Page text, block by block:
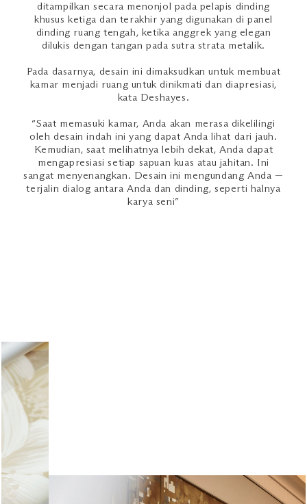
ditampilkan secara menonjol pada pelapis dinding
khusus ketiga dan terakhir yang digunakan di panel
dinding ruang tengah, ketika anggrek yang elegan
dilukis dengan tangan pada sutra strata metalik.
Pada dasarnya, desain ini dimaksudkan untuk membuat
kamar menjadi ruang untuk dinikmati dan diapresiasi,
kata Deshayes.
“Saat memasuki kamar, Anda akan merasa dikelilingi
oleh desain indah ini yang dapat Anda lihat dari jauh.
Kemudian, saat melihatnya lebih dekat, Anda dapat
mengapresiasi setiap sapuan kuas atau jahitan. Ini
sangat menyenangkan. Desain ini mengundang Anda —
terjalin dialog antara Anda dan dinding, seperti halnya
karya seni”